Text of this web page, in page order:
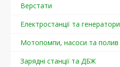
Верстати
Електростанції та генератори
Мотопомпи, насоси та полив
Зарядні станції та ДБЖ